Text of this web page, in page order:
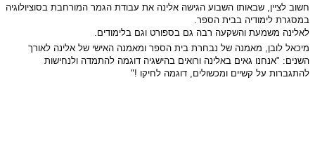
חשוב לציין, שבאותו השבוע הגישה אלינה את עבודת הגמר המורחבת בסוציולוגיה
במסגרת לימודיה בבית הספר.
לאלינה משמעת והשקעה רבה גם בספורט וגם בלימודים.
מיכאל לובן, מאמנה של נבחרת בית הספר ומאמנה האישי של אלינה לאורך
השנים: "אנחנו גאים באלינה ורואים בהישגיה דוגמה להתמדה ולנחישות
להתגברות על קשיים ומכשולים, דוגמה לחיקו !"